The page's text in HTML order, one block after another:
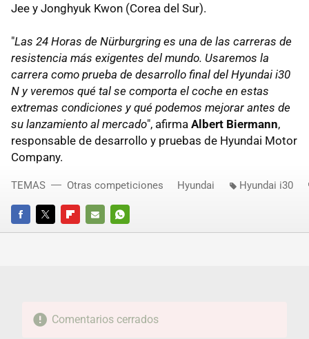
Jee y Jonghyuk Kwon (Corea del Sur).
"Las 24 Horas de Nürburgring es una de las carreras de
resistencia más exigentes del mundo. Usaremos la
carrera como prueba de desarrollo final del Hyundai i30
N y veremos qué tal se comporta el coche en estas
extremas condiciones y qué podemos mejorar antes de
su lanzamiento al mercado", afirma Albert Biermann,
responsable de desarrollo y pruebas de Hyundai Motor
Company.
FACEBOOKTWITTERFLIPBOARD
E-
WHATSAPP
TEMAS Otras competiciones Hyundai Hyundai i30
Comentarios cerrados